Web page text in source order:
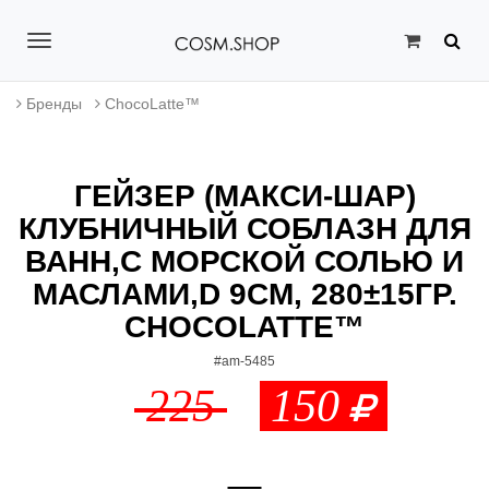
T
o
e
Бренды ChocoLatte™
ГЕЙЗЕР (МАКСИ-ШАР)
КЛУБНИЧНЫЙ СОБЛАЗН ДЛЯ
ВАНН,С МОРСКОЙ СОЛЬЮ И
МАСЛАМИ,D 9СМ, 280±15ГР.
CHOCOLATTE™
#am-5485
225 150